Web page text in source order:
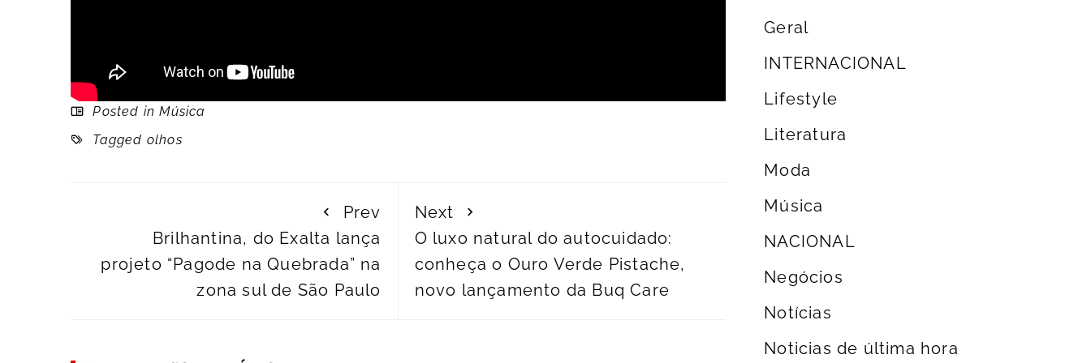
Posted inMúsica
Tagged olhos
Prev
Brilhantina, do Exalta lança
projeto “Pagode na Quebrada” na
zona sul de São Paulo
Next
O luxo natural do autocuidado:
conheça o Ouro Verde Pistache,
novo lançamento da Buq Care
Geral
INTERNACIONAL
Lifestyle
Literatura
Moda
Música
NACIONAL
Negócios
Notícias
Noticias de última hora